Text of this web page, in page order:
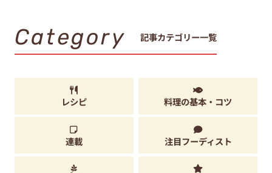
Category 記事カテゴリー一覧
レシピ 料理の基本・コツ
連載 注目フーディスト